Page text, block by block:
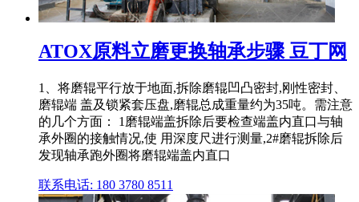
ATOX原料立磨更换轴承步骤 豆丁网
1、将磨辊平行放于地面,拆除磨辊凹凸密封,刚性密封、
磨辊端 盖及锁紧套压盘,磨辊总成重量约为35吨。需注意
的几个方面： 1磨辊端盖拆除后要检查端盖内直口与轴
承外圈的接触情况,使 用深度尺进行测量,2#磨辊拆除后
发现轴承跑外圈将磨辊端盖内直口
联系电话: 180 3780 8511